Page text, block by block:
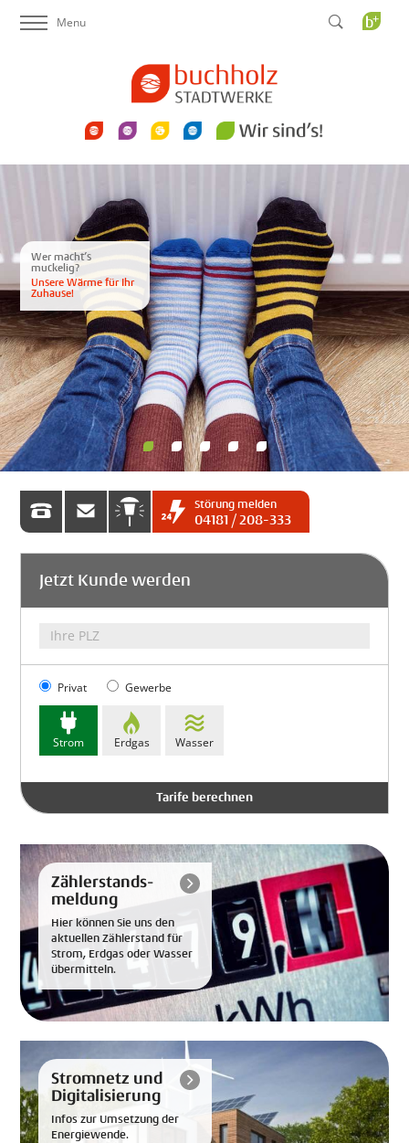
Menu
Wer macht’s
muckelig?
Unsere Wärme für Ihr
Zuhause!
04181 / 208-0mail@buchholz-stw.de
Defekte Straßen­beleuchtung
Störung melden
04181 / 208-333
Jetzt Kunde werden
Privat Gewerbe
Strom Erdgas Wasser
Zählerstands-
meldung
Hier können Sie uns den
aktuellen Zählerstand für
Strom, Erdgas oder Wasser
übermitteln.
Stromnetz und
Digitalisierung
Infos zur Umsetzung der
Energiewende.